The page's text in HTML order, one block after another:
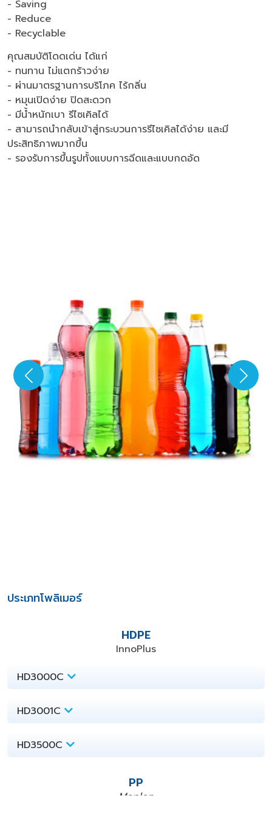
- Saving
- Reduce
- Recyclable
คุณสมบัติโดดเด่น ได้แก่
- ทนทาน ไม่แตกร้าวง่าย
- ผ่านมาตรฐานการบริโภค ไร้กลิ่น
- หมุนเปิดง่าย ปิดสะดวก
- มีน้ำหนักเบา รีไซเคิลได้
- สามารถนำกลับเข้าสู่กระบวนการรีไซเคิลได้ง่าย และมี
ประสิทธิภาพมากขึ้น
- รองรับการขึ้นรูปทั้งแบบการฉีดและแบบกดอัด
ประเภทโพลิเมอร์
HDPE
InnoPlus
HD3000C
HD3001C
HD3500C
PP
Moplen